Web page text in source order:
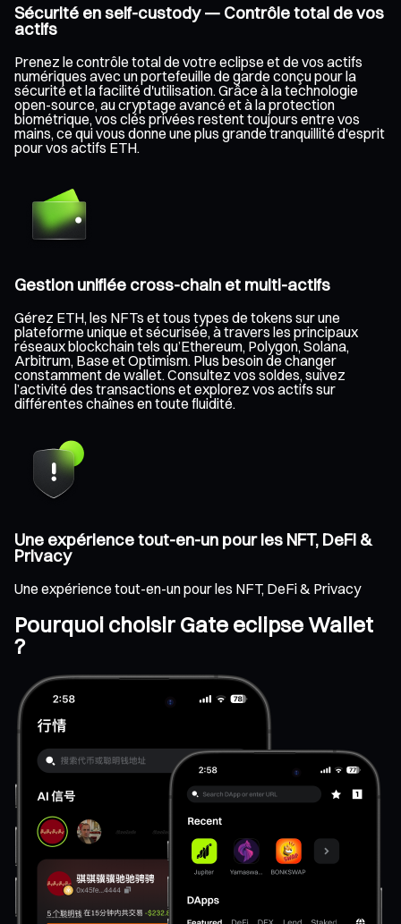
Sécurité en self-custody — Contrôle total de vos
actifs
Prenez le contrôle total de votre eclipse et de vos actifs
numériques avec un portefeuille de garde conçu pour la
sécurité et la facilité d'utilisation. Grâce à la technologie
open-source, au cryptage avancé et à la protection
biométrique, vos clés privées restent toujours entre vos
mains, ce qui vous donne une plus grande tranquillité d'esprit
pour vos actifs ETH.
Gestion unifiée cross-chain et multi-actifs
Gérez ETH, les NFTs et tous types de tokens sur une
plateforme unique et sécurisée, à travers les principaux
réseaux blockchain tels qu’Ethereum, Polygon, Solana,
Arbitrum, Base et Optimism. Plus besoin de changer
constamment de wallet. Consultez vos soldes, suivez
l’activité des transactions et explorez vos actifs sur
différentes chaînes en toute fluidité.
Une expérience tout-en-un pour les NFT, DeFi &
Privacy
Une expérience tout-en-un pour les NFT, DeFi & Privacy
Pourquoi choisir Gate eclipse Wallet
?